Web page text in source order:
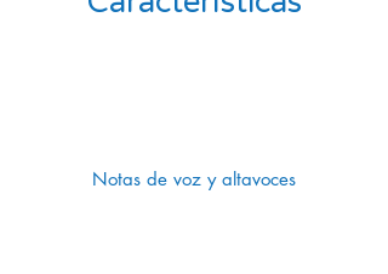
Notas de voz y altavoces